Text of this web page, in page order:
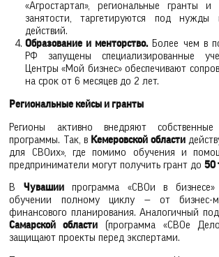
«Агростартап», региональные гранты и
занятости, таргетируются под нужды
действий.
Образование и менторство.Более чем в
РФ запущены специализированные
Центры «Мой бизнес» обеспечивают
на срок от 6 месяцев до 2 лет.
Региональные кейсы и гранты
Регионы активно внедряют собственные
программы. Так, в Кемеровской области
для СВОих», где помимо обучения и
предприниматели могут получить грант до50
В Чувашиипрограмма «СВОи в бизнесе»
обучении полному циклу — от бизнес-
финансового планирования. Аналогичный
Самарской области (программа «СВОе
защищают проекты перед экспертами.